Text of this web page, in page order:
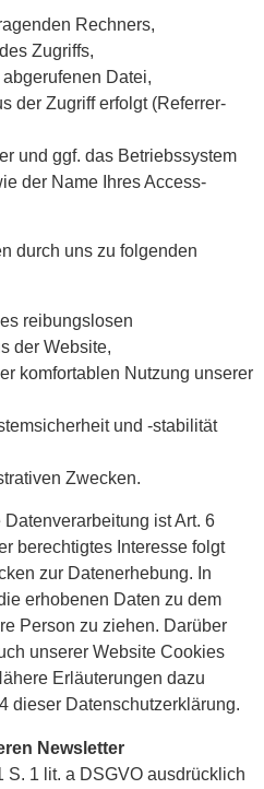
Rechners,
Zugriffs,
Datei,
der Zugriff erfolgt (Referrer-
und ggf. das Betriebssystem
der Name Ihres Access-
durch uns zu folgenden
reibungslosen
der Website,
komfortablen Nutzung unserer
und -stabilität
Zwecken.
ist Art. 6
berechtigtes Interesse folgt
zur Datenerhebung. In
erhobenen Daten zu dem
Person zu ziehen. Darüber
unserer Website Cookies
Erläuterungen dazu
dieser Datenschutzerklärung.
Newsletter
S. 1 lit. a DSGVO ausdrücklich